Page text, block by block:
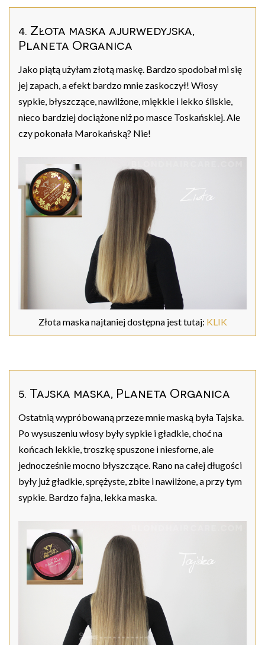
4. Złota maska ajurwedyjska,
Planeta Organica
Jako piątą użyłam złotą maskę. Bardzo spodobał mi się
jej zapach, a efekt bardzo mnie zaskoczył! Włosy
sypkie, błyszczące, nawilżone, miękkie i lekko śliskie,
nieco bardziej dociążone niż po masce Toskańskiej. Ale
czy pokonała Marokańską? Nie!
Złota maska najtaniej dostępna jest tutaj: KLIK
5. Tajska maska, Planeta Organica
Ostatnią wypróbowaną przeze mnie maską była Tajska.
Po wysuszeniu włosy były sypkie i gładkie, choć na
końcach lekkie, troszkę spuszone i niesforne, ale
jednocześnie mocno błyszczące. Rano na całej długości
były już gładkie, sprężyste, zbite i nawilżone, a przy tym
sypkie. Bardzo fajna, lekka maska.